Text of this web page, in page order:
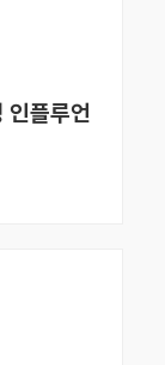
인플루언